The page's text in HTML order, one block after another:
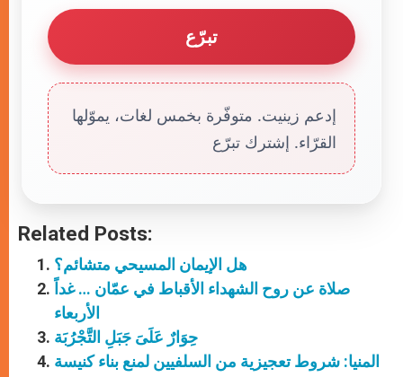
تبرّع
إدعم زينيت. متوفّرة بخمس لغات، يموّلها
القرّاء. إشترك تبرّع
Related Posts:
هل الإيمان المسيحي متشائم؟
صلاة عن روح الشهداء الأقباط في عمّان … غداً
الأربعاء
حِوَارٌ عَلَىَ جَبَلِ التَّجْرُبَة
المنيا: شروط تعجيزية من السلفيين لمنع بناء كنيسة